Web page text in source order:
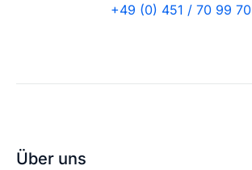
+49 (0) 451 / 70 99 70
Über uns